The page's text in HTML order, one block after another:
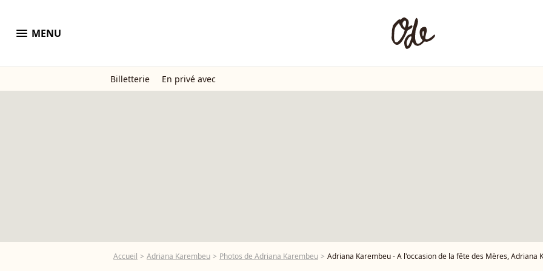
menu MENU
Billetterie En privé avec
Accueil Adriana Karembeu Photos de Adriana Karembeu Adriana Karembeu - A l'occasion de la fête des Mères, Adriana Karembeu et Lenôtre s'associent pour créer